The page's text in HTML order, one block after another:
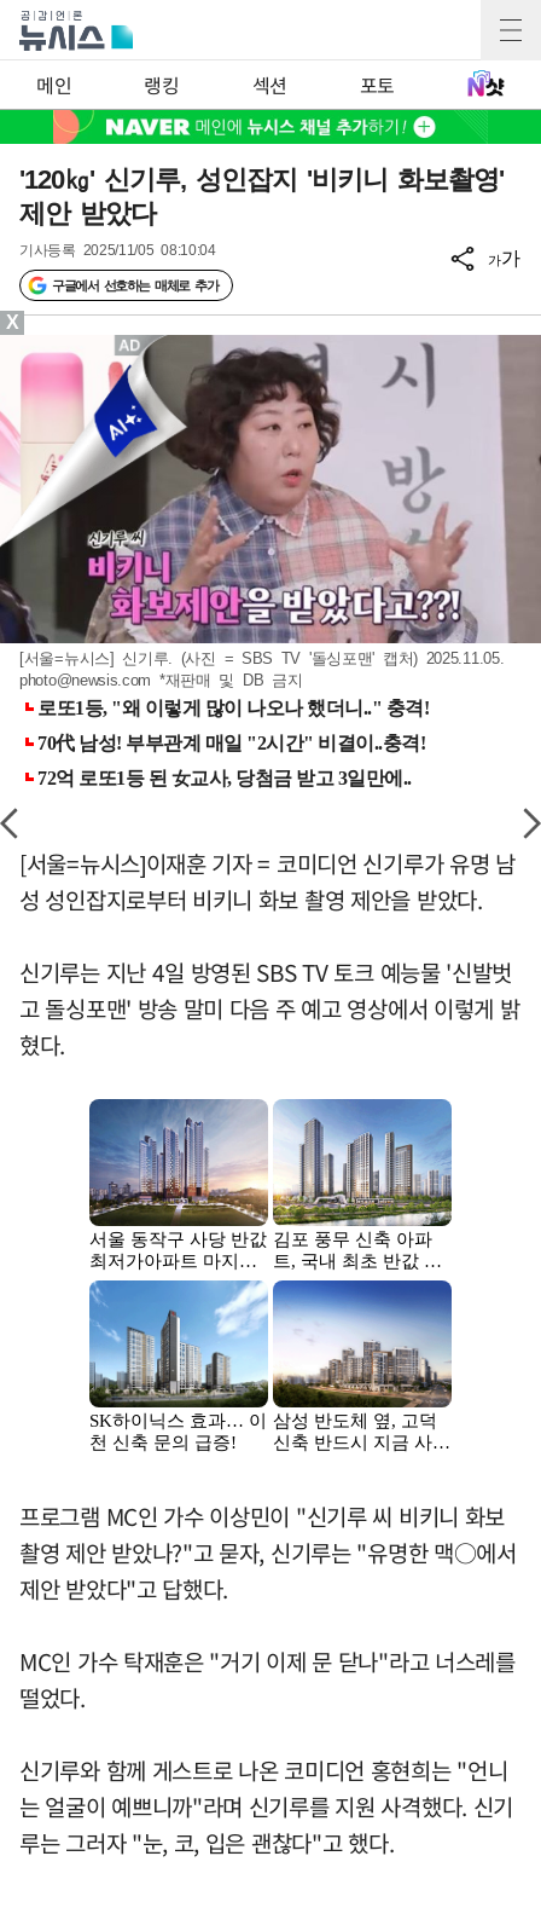
메인 랭킹 섹션 포토
'120㎏' 신기루, 성인잡지 '비키니 화보촬영'
제안 받았다
기사등록 2025/11/05 08:10:04
구글에서 선호하는 매체로 추가
가가
[서울=뉴시스] 신기루. (사진 = SBS TV '돌싱포맨' 캡처) 2025.11.05.
photo@newsis.com *재판매 및 DB 금지
[서울=뉴시스]이재훈 기자 = 코미디언 신기루가 유명 남
성 성인잡지로부터 비키니 화보 촬영 제안을 받았다.
신기루는 지난 4일 방영된 SBS TV 토크 예능물 '신발벗
고 돌싱포맨' 방송 말미 다음 주 예고 영상에서 이렇게 밝
혔다.
프로그램 MC인 가수 이상민이 "신기루 씨 비키니 화보
촬영 제안 받았나?"고 묻자, 신기루는 "유명한 맥○에서
제안 받았다"고 답했다.
MC인 가수 탁재훈은 "거기 이제 문 닫나"라고 너스레를
떨었다.
신기루와 함께 게스트로 나온 코미디언 홍현희는 "언니
는 얼굴이 예쁘니까"라며 신기루를 지원 사격했다. 신기
루는 그러자 "눈, 코, 입은 괜찮다"고 했다.
X